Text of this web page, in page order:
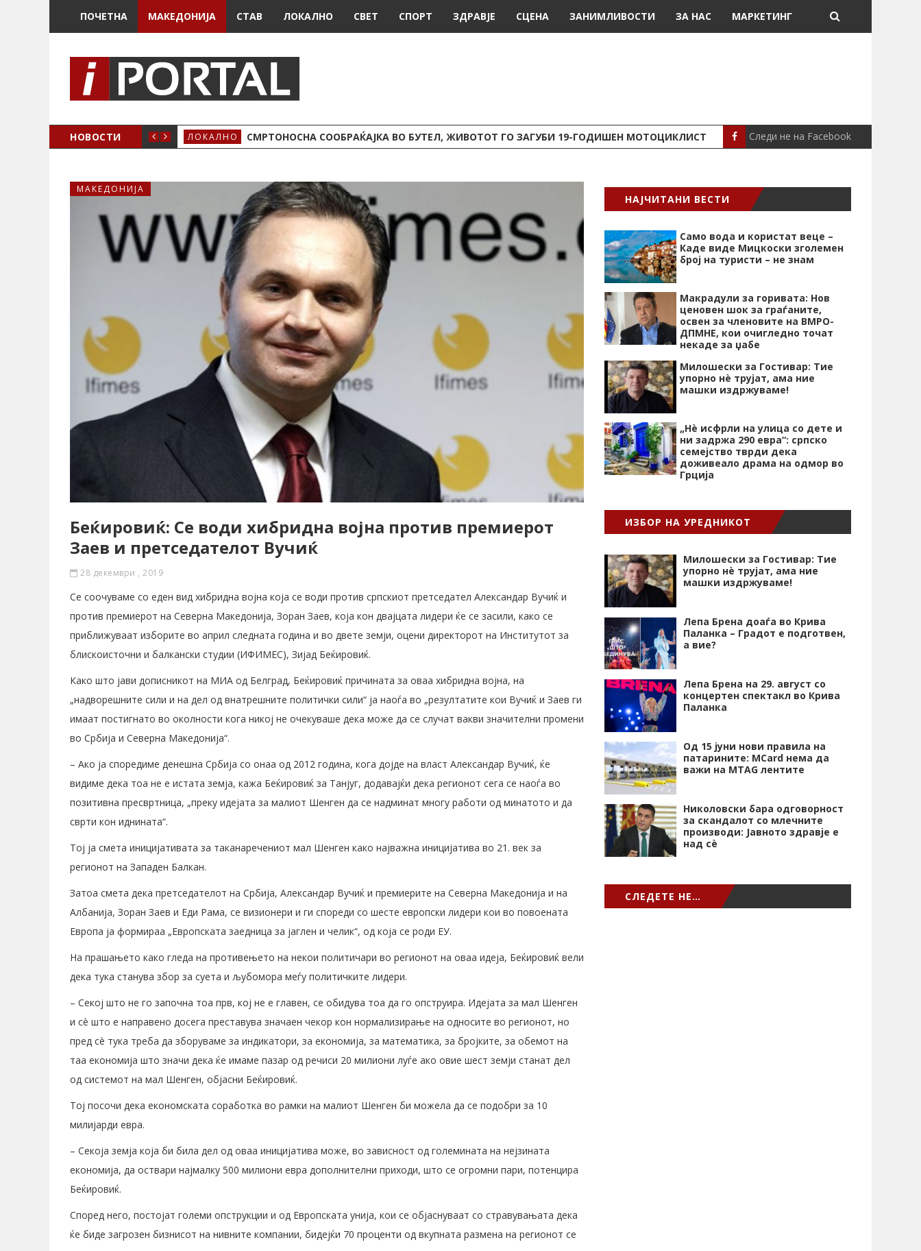
ПОЧЕТНА МАКЕДОНИЈА СТАВ ЛОКАЛНО СВЕТ СПОРТ ЗДРАВЈЕ СЦЕНА ЗАНИМЛИВОСТИ ЗА НАС МАРКЕТИНГ
НОВОСТИ ЛОКАЛНО СМРТОНОСНА СООБРАЌАЈКА ВО БУТЕЛ, ЖИВОТОТ ГО ЗАГУБИ 19-ГОДИШЕН МОТОЦИКЛИСТ СЦЕНА СЕВЕРИНА ВО
Следи не на Facebook
МАКЕДОНИЈА
Беќировиќ: Се води хибридна војна против премиерот
Заев и претседателот Вучиќ
28 декември , 2019
Се соочуваме со еден вид хибридна војна која се води против српскиот претседател Александар Вучиќ и
против премиерот на Северна Македонија, Зоран Заев, која кон двајцата лидери ќе се засили, како се
приближуваат изборите во април следната година и во двете земји, оцени директорот на Институтот за
блискоисточни и балкански студии (ИФИМЕС), Зијад Беќировиќ.
Како што јави дописникот на МИА од Белград, Беќировиќ причината за оваа хибридна војна, на
„надворешните сили и на дел од внатрешните политички сили“ ја наоѓа во „резултатите кои Вучиќ и Заев ги
имаат постигнато во околности кога никој не очекуваше дека може да се случат вакви значителни промени
во Србија и Северна Македонија“.
– Ако ја споредиме денешна Србија со онаа од 2012 година, кога дојде на власт Александар Вучиќ, ќе
видиме дека тоа не е истата земја, кажа Беќировиќ за Танјуг, додавајќи дека регионот сега се наоѓа во
позитивна пресвртница, „преку идејата за малиот Шенген да се надминат многу работи од минатото и да
сврти кон иднината“.
Тој ја смета иницијативата за таканаречениот мал Шенген како најважна иницијатива во 21. век за
регионот на Западен Балкан.
Затоа смета дека претседателот на Србија, Александар Вучиќ и премиерите на Северна Македонија и на
Албанија, Зоран Заев и Еди Рама, се визионери и ги спореди со шесте европски лидери кои во повоената
Европа ја формираа „Европската заедница за јаглен и челик“, од која се роди ЕУ.
На прашањето како гледа на противењето на некои политичари во регионот на оваа идеја, Беќировиќ вели
дека тука станува збор за суета и љубомора меѓу политичките лидери.
– Секој што не го започна тоа прв, кој не е главен, се обидува тоа да го опструира. Идејата за мал Шенген
и сè што е направено досега преставува значаен чекор кон нормализирање на односите во регионот, но
пред сè тука треба да зборуваме за индикатори, за економија, за математика, за бројките, за обемот на
таа економија што значи дека ќе имаме пазар од речиси 20 милиони луѓе ако овие шест земји станат дел
од системот на мал Шенген, објасни Беќировиќ.
Тој посочи дека економската соработка во рамки на малиот Шенген би можела да се подобри за 10
милијарди евра.
– Секоја земја која би била дел од оваа иницијатива може, во зависност од големината на нејзината
економија, да оствари најмалку 500 милиони евра дополнителни приходи, што се огромни пари, потенцира
Беќировиќ.
Според него, постојат големи опструкции и од Европската унија, кои се објаснуваат со стравувањата дека
ќе биде загрозен бизнисот на нивните компании, бидејќи 70 проценти од вкупната размена на регионот се
НАЈЧИТАНИ ВЕСТИ
Само вода и користат веце –
Каде виде Мицкоски зголемен
број на туристи – не знам
Макрадули за горивата: Нов
ценовен шок за граѓаните,
освен за членовите на ВМРО-
ДПМНЕ, кои очигледно точат
некаде за џабе
Милошески за Гостивар: Тие
упорно нѐ трујат, ама ние
машки издржуваме!
„Нѐ исфрли на улица со дете и
ни задржа 290 евра“: српско
семејство тврди дека
доживеало драма на одмор во
Грција
ИЗБОР НА УРЕДНИКОТ
Милошески за Гостивар: Тие
упорно нѐ трујат, ама ние
машки издржуваме!
Лепа Брена доаѓа во Крива
Паланка – Градот е подготвен,
а вие?
Лепа Брена на 29. август со
концертен спектакл во Крива
Паланка
Од 15 јуни нови правила на
патарините: MCard нема да
важи на MTAG лентите
Николовски бара одговорност
за скандалот со млечните
производи: Јавното здравје е
над сѐ
СЛЕДЕТЕ НЕ…